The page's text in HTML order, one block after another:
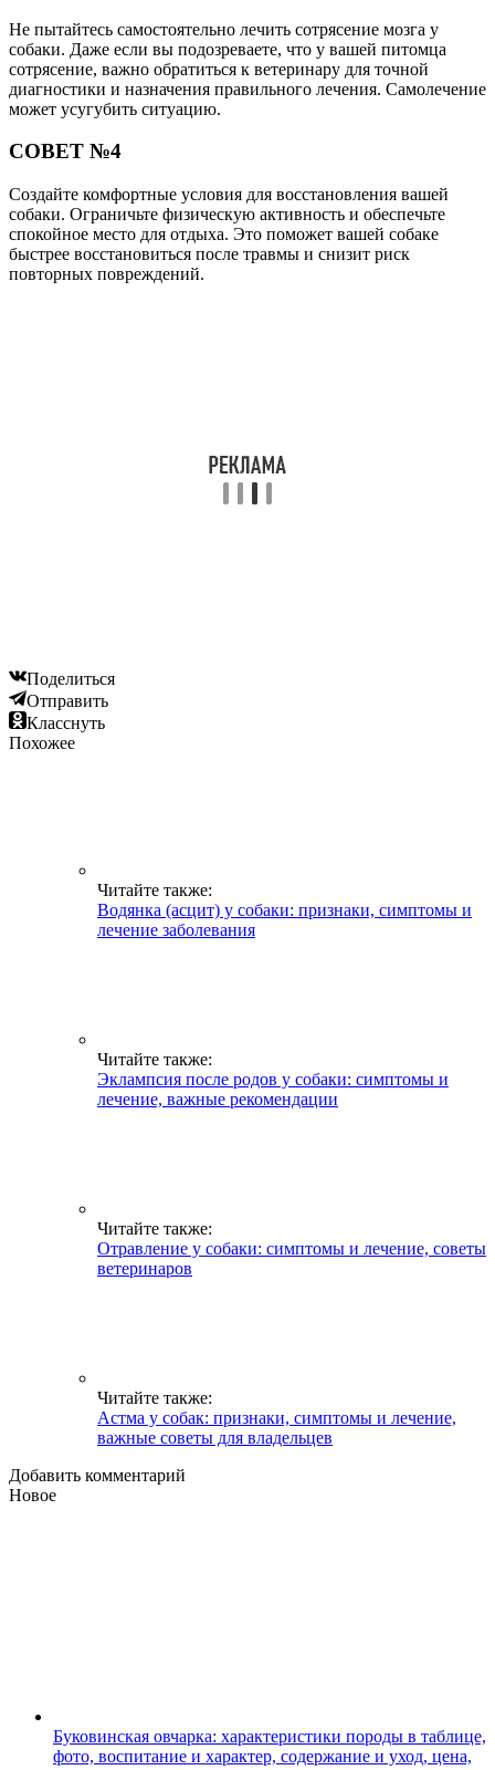
Не пытайтесь самостоятельно лечить сотрясение мозга у
собаки. Даже если вы подозреваете, что у вашей питомца
сотрясение, важно обратиться к ветеринару для точной
диагностики и назначения правильного лечения. Самолечение
может усугубить ситуацию.
СОВЕТ №4
Создайте комфортные условия для восстановления вашей
собаки. Ограничьте физическую активность и обеспечьте
спокойное место для отдыха. Это поможет вашей собаке
быстрее восстановиться после травмы и снизит риск
повторных повреждений.
Поделиться
Отправить
Класснуть
Похожее
Читайте также:
Водянка (асцит) у собаки: признаки, симптомы и
лечение заболевания
Читайте также:
Эклампсия после родов у собаки: симптомы и
лечение, важные рекомендации
Читайте также:
Отравление у собаки: симптомы и лечение, советы
ветеринаров
Читайте также:
Астма у собак: признаки, симптомы и лечение,
важные советы для владельцев
Добавить комментарий
Новое
Буковинская овчарка: характеристики породы в таблице,
фото, воспитание и характер, содержание и уход, цена,